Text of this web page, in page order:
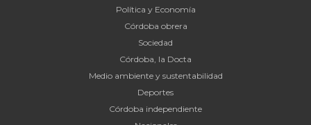
Política y Economía
Córdoba obrera
Sociedad
Córdoba, la Docta
Medio ambiente y sustentabilidad
Deportes
Córdoba independiente